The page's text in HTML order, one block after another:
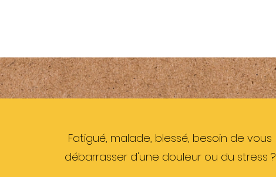
Fatigué, malade, blessé, besoin de vous
débarrasser d'une douleur ou du stress ?